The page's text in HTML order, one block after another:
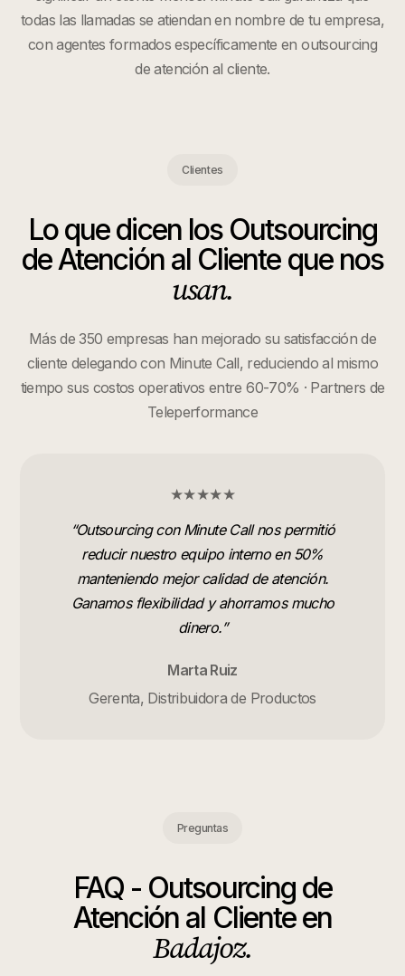
todas las llamadas se atiendan en nombre de tu empresa,
con agentes formados específicamente enoutsourcing
de atención al cliente.
Clientes
Lo que dicen los Outsourcing
de Atención al Clienteque nos
usan.
Más de 350 empresas han mejorado su satisfacción de
cliente delegando con Minute Call, reduciendo al mismo
tiempo sus costos operativos entre 60-70% · Partners de
Teleperformance
★★★★★
“Outsourcing con Minute Call nos permitió
reducir nuestro equipo interno en 50%
manteniendo mejor calidad de atención.
Ganamos flexibilidad y ahorramos mucho
dinero.”
Marta Ruiz
Gerenta, Distribuidora de Productos
Preguntas
FAQ - Outsourcing de
Atención al Clienteen
Badajoz.